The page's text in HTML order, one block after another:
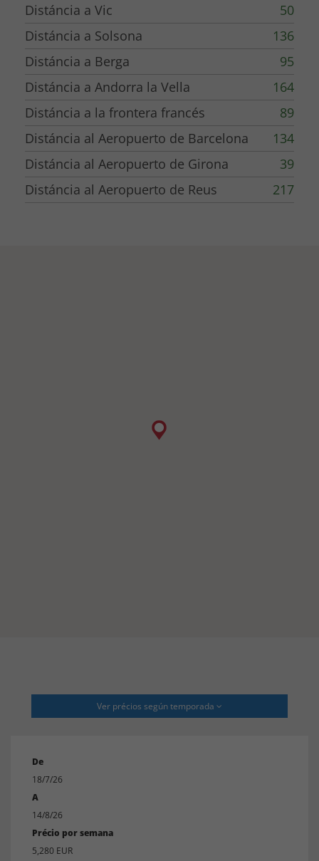
Distáncia a Vic
50
Distáncia a Solsona
136
Distáncia a Berga
95
Distáncia a Andorra la Vella
164
Distáncia a la frontera francés
89
Distáncia al Aeropuerto de Barcelona
134
Distáncia al Aeropuerto de Girona
39
Distáncia al Aeropuerto de Reus
217
Ver précios según temporada
De
18/7/26
A
14/8/26
Précio por semana
5,280 EUR